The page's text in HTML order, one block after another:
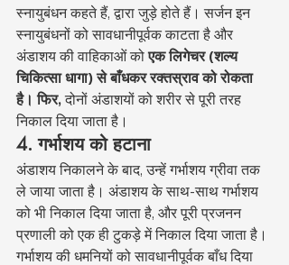
स्नायुबंधन कहते हैं, द्वारा जुड़े होते हैं। सर्जन इन
स्नायुबंधनों को सावधानीपूर्वक काटता है और
अंडाशय की वाहिकाओं को एक लिगेचर (शल्य
चिकित्सा धागा) से बाँधकर रक्तस्राव को रोकता
है। फिर, दोनों अंडाशयों को शरीर से पूरी तरह
निकाल दिया जाता है।
4. गर्भाशय को हटाना
अंडाशय निकालने के बाद, उन्हें गर्भाशय ग्रीवा तक
ले जाया जाता है। अंडाशय के साथ-साथ गर्भाशय
को भी निकाल दिया जाता है, और पूरी प्रजनन
प्रणाली को एक ही टुकड़े में निकाल दिया जाता है।
गर्भाशय की धमनियों को सावधानीपूर्वक बाँध दिया